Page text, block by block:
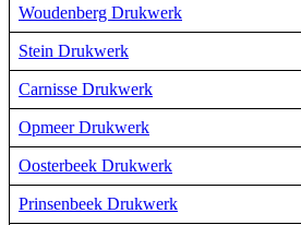
Woudenberg Drukwerk
Stein Drukwerk
Carnisse Drukwerk
Opmeer Drukwerk
Oosterbeek Drukwerk
Prinsenbeek Drukwerk